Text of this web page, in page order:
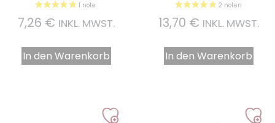
7,26 € INKL. MWST.
In den Warenkorb
13,70 € INKL. MWST.
In den Warenkorb